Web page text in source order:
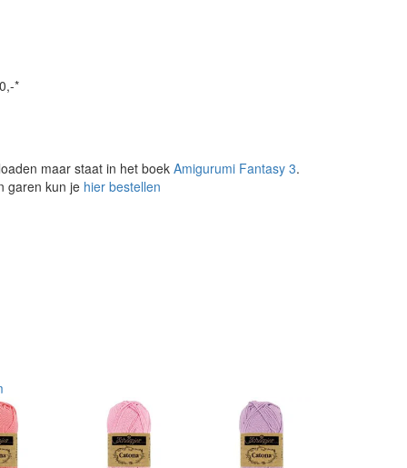
*
maar staat in het boek Amigurumi Fantasy 3.
garen kun je hier bestellen